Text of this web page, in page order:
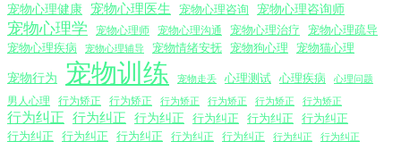
宠物心理健康 宠物心理医生 宠物心理咨询 宠物心理咨询师
宠物心理学 宠物心理师 宠物心理沟通 宠物心理治疗
宠物心理疏导
宠物心理疾病
宠物心理辅导 宠物情绪安抚 宠物狗心理 宠物猫心理
宠物行为 宠物训练 宠物走丢 心理测试 心理疾病 心理问题
男人心理 行为矫正 行为矫正 行为矫正 行为矫正 行为矫正 行为矫正
行为纠正 行为纠正 行为纠正 行为纠正 行为纠正
行为纠正
行为纠正
行为纠正 行为纠正 行为纠正 行为纠正 行为纠正 行为纠正